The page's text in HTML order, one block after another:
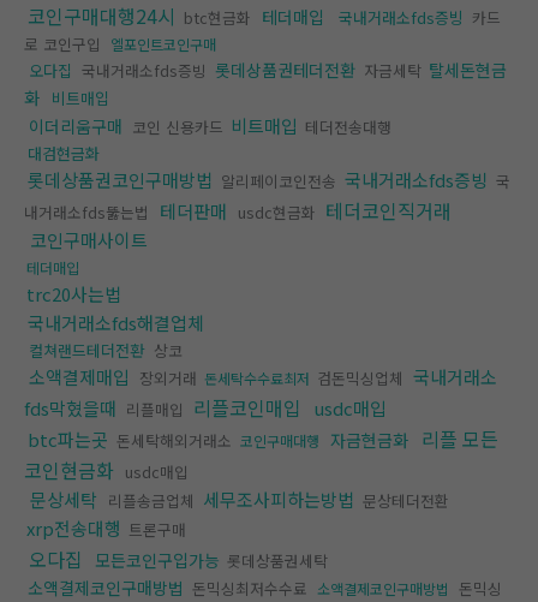
코인구매대행24시 btc현금화 테더매입 국내거래소fds증빙 카드
로 코인구입
엘포인트코인구매
오다집 국내거래소fds증빙 롯데상품권테더전환 자금세탁 탈세돈현금
화 비트매입
이더리움구매 코인 신용카드 비트매입 테더전송대행
대검현금화
롯데상품권코인구매방법 알리페이코인전송 국내거래소fds증빙 국
내거래소fds뚫는법
테더판매 usdc현금화 테더코인직거래
코인구매사이트
테더매입
trc20사는법
국내거래소fds해결업체
컬쳐랜드테더전환 상코
소액결제매입 장외거래 돈세탁수수료최저 검돈믹싱업체 국내거래소
fds막혔을때 리플매입 리플코인매입
usdc매입
btc파는곳 돈세탁해외거래소 코인구매대행 자금현금화 리플 모든
코인현금화 usdc매입
문상세탁 리플송금업체 세무조사피하는방법 문상테더전환
xrp전송대행 트론구매
오다집 모든코인구입가능 롯데상품권세탁
소액결제코인구매방법 돈믹싱최저수수료 소액결제코인구매방법
돈믹싱